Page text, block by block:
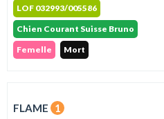
LOF 032993/005586
Chien Courant Suisse Bruno
Femelle
Mort
FLAME 1